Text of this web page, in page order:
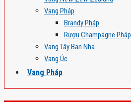
Vang Pháp
Brandy Pháp
Rượu Champagne Pháp
Vang Tây Ban Nha
Vang Úc
Vang Pháp